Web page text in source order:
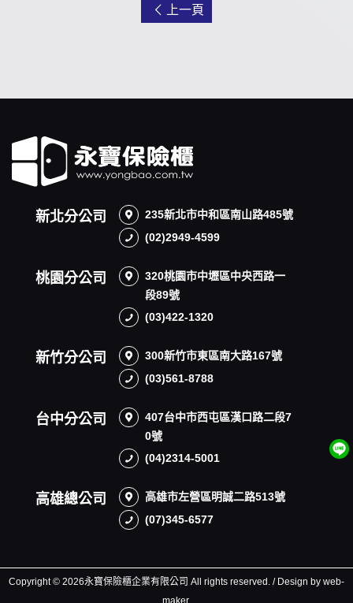
上一頁
新北分公司
235新北市中和區南山路485號
(02)2949-4599
桃園分公司
320桃園市中壢區中央西路一
段89號
(03)422-1320
新竹分公司
300新竹市東區南大路167號
(03)561-8788
台中分公司
407台中市西屯區漢口路二段7
0號
(04)2314-5001
高雄總公司
高雄市左營區明誠二路513號
(07)345-6577
Copyright © 2026永寶保險櫃企業有限公司 All rights reserved. / Design by web-